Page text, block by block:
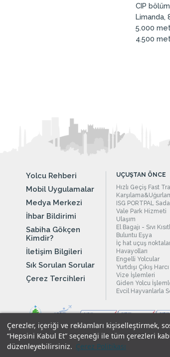
Çerezler, içeriği ve reklamları kişiselleştirmek,
“Hepsini Kabul Et” seçeneği ile tüm çerezleri
düzenleyebilirsiniz. Çerez Politikası
CIP
Limanda,
5.000
4.500
Yolcu Rehberi
Mobil Uygulamalar
Medya Merkezi
İhbar Bildirimi
Sabiha Gökçen
Kimdir?
İletişim Bilgileri
Sık Sorulan Sorular
Çerez Tercihleri
UÇUŞTAN ÖNCE
Hızlı Geçiş Fast
ISG PORTPAL
Vale Park Hizmeti
Ulaşım
El Bagajı - Sıvı
Buluntu Eşya
İç hat uçuş
Havayolları
Engelli Yolcular
Yurtdışı Çıkış Harcı
Vize İşlemleri
Giden Yolcu
Evcil Hayvanlarla
Yasal Uyarılar Çerez Politikamız